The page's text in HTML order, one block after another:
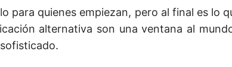
para quienes empiezan, pero al final es lo
alternativa son una ventana al